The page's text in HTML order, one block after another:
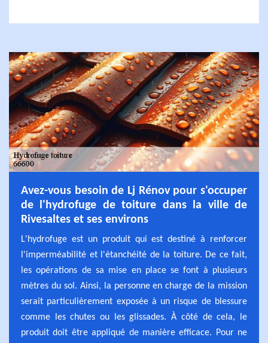
Avez-vous besoin de Lj Rénov pour s'occuper
de l'hydrofuge de toiture dans la ville de
Rivesaltes et ses environs
L'hydrofuge est un produit qui est destiné à renforcer
l'imperméabilité et l'étanchéité de la toiture. De ce fait,
les opérations de sa mise en place se font à plusieurs
mètres du sol. Ainsi, la personne en charge de la mission
serait particulièrement exposée à un risque de blessure
comme les chutes ou les glissades. À côté de cela, le
produit doit être appliqué de manière efficace. Pour ne